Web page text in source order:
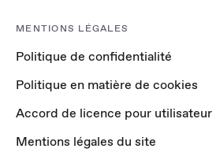
MENTIONS LÉGALES
Politique de confidentialité
Politique en matière de cookies
Accord de licence pour utilisateur
Mentions légales du site